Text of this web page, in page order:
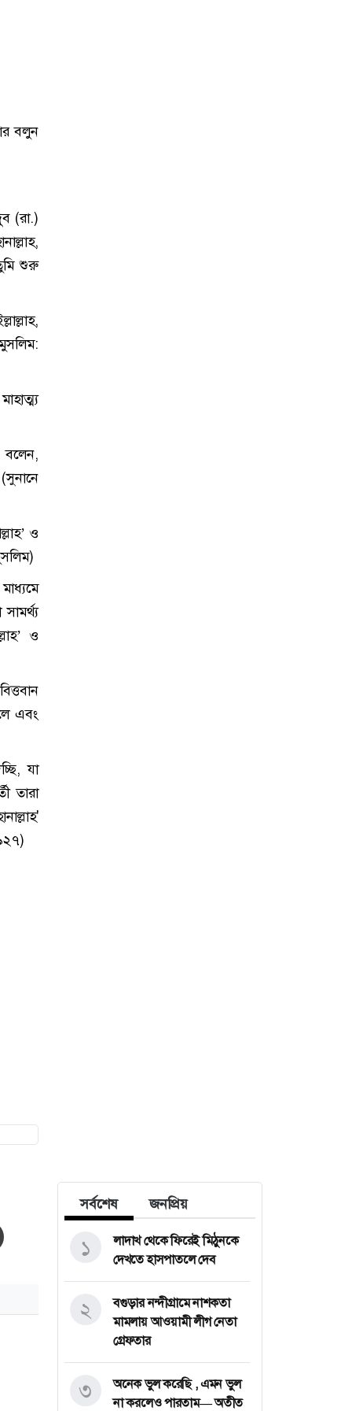
বলুন
(রা.)
শুরু
বলেন,
ও
ও
এবং
যা
তারা
সর্বশেষ জনপ্রিয়
লাদাখ থেকে ফিরেই মিঠুনকে
দেখতে হাসপাতলে দেব
১
বগুড়ার নন্দীগ্রামে নাশকতা
মামলায় আওয়ামী লীগ নেতা
গ্রেফতার
২
অনেক ভুল করেছি , এমন ভুল
না করলেও পারতাম— অতীত
৩